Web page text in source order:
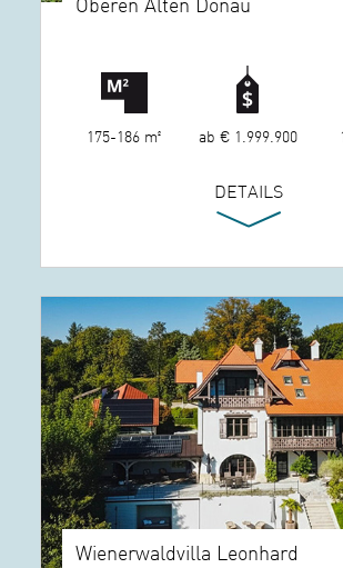
175-186 m² ab € 1.999.900
DETAILS
Wienerwaldvilla Leonhard